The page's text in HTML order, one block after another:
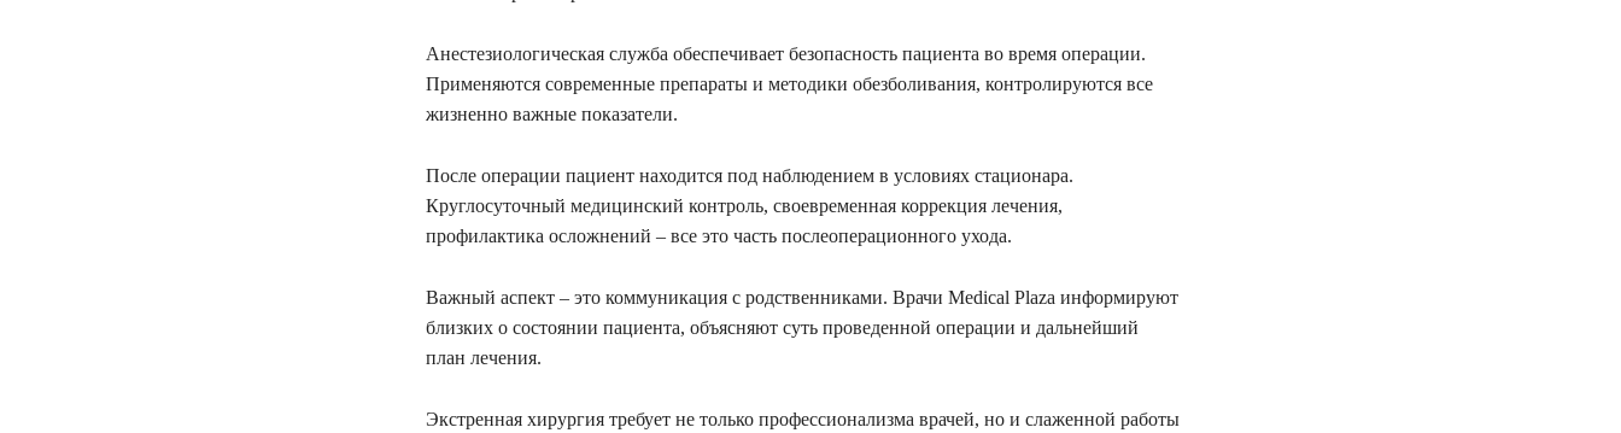
Анестезиологическая служба обеспечивает безопасность пациента во время операции.
Применяются современные препараты и методики обезболивания, контролируются все
жизненно важные показатели.
После операции пациент находится под наблюдением в условиях стационара.
Круглосуточный медицинский контроль, своевременная коррекция лечения,
профилактика осложнений – все это часть послеоперационного ухода.
Важный аспект – это коммуникация с родственниками. Врачи Medical Plaza информируют
близких о состоянии пациента, объясняют суть проведенной операции и дальнейший
план лечения.
Экстренная хирургия требует не только профессионализма врачей, но и слаженной работы